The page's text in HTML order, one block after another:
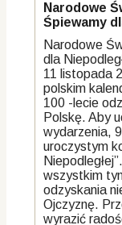
Narodowe
Śpiewamy
Narodowe
dla
11 listopada
polskim
100 -lecie
Polskę. Aby
wydarzenia,
uroczystym
wszystkim
odzyskania
Ojczyznę.
wyrazić